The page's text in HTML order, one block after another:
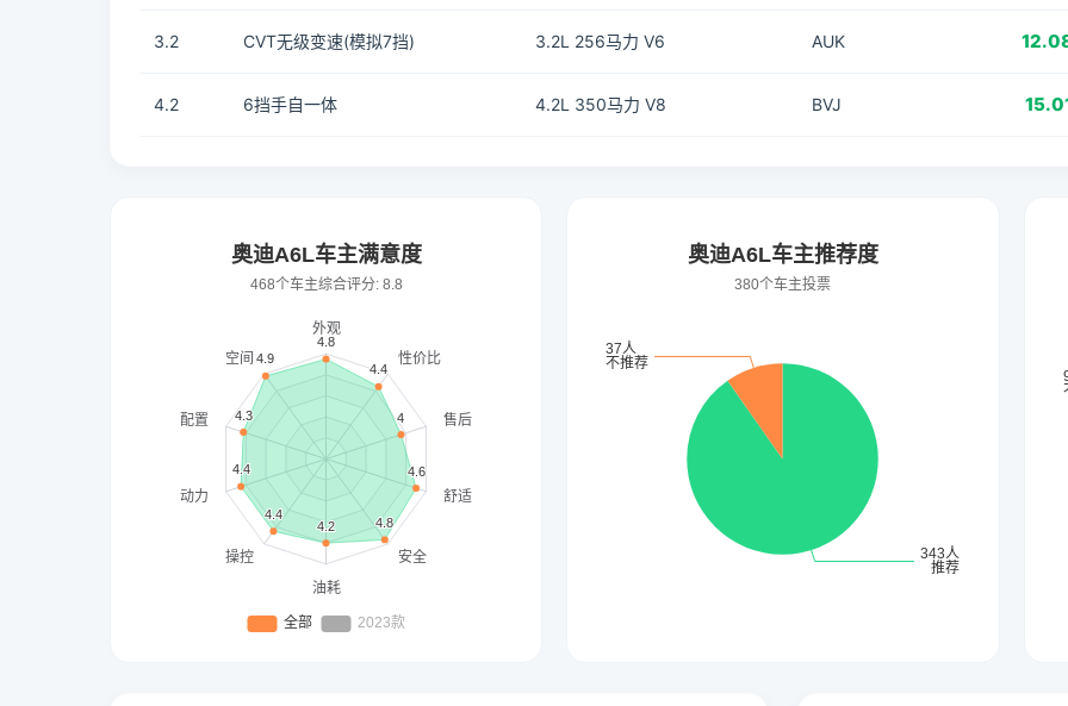
3.2 CVT无级变速(模拟7挡) 3.2L 256马力 V6 AUK
4.2 6挡手自一体 4.2L 350马力 V8 BVJ